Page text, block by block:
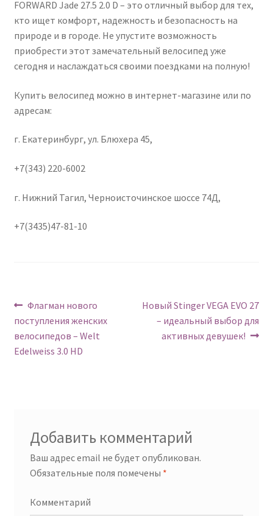
FORWARD Jade 27.5 2.0 D – это отличный выбор для тех,
кто ищет комфорт, надежность и безопасность на
природе и в городе. Не упустите возможность
приобрести этот замечательный велосипед уже
сегодня и наслаждаться своими поездками на полную!
Купить велосипед можно в интернет-магазине или по
адресам:
г. Екатеринбург, ул. Блюхера 45,
+7(343) 220-6002
г. Нижний Тагил, Черноисточинское шоссе 74Д,
+7(3435)47-81-10
Навигация
по
записям
Предыдущий:
Флагман нового
поступления женских
велосипедов – Welt
Edelweiss 3.0 HD
Следующий:
Новый Stinger VEGA EVO 27
– идеальный выбор для
активных девушек!
Добавить комментарий
Ваш адрес email не будет опубликован.
Обязательные поля помечены *
Комментарий